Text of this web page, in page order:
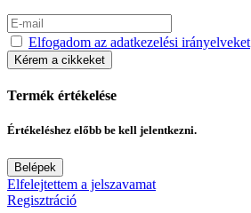
Elfogadom az adatkezelési irányelveket
Kérem a cikkeket
Termék értékelése
Értékeléshez előbb be kell jelentkezni.
Belépek
Elfelejtettem a jelszavamat
Regisztráció